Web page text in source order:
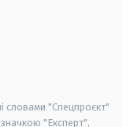
словами "Спецпроєкт"
"Експерт",